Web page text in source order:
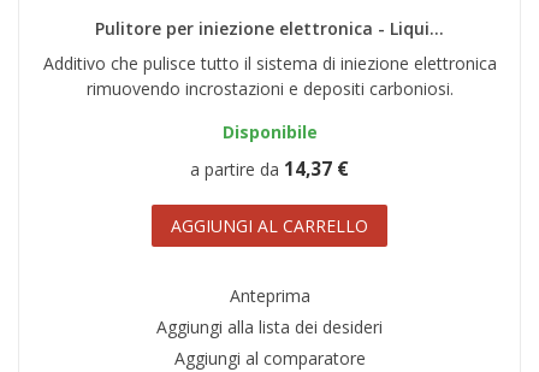
Pulitore per iniezione elettronica - Liqui...
Additivo che pulisce tutto il sistema di iniezione elettronica
rimuovendo incrostazioni e depositi carboniosi.
Disponibile
a partire da 14,37 €
AGGIUNGI AL CARRELLO
Anteprima
Aggiungi alla lista dei desideri
Aggiungi al comparatore